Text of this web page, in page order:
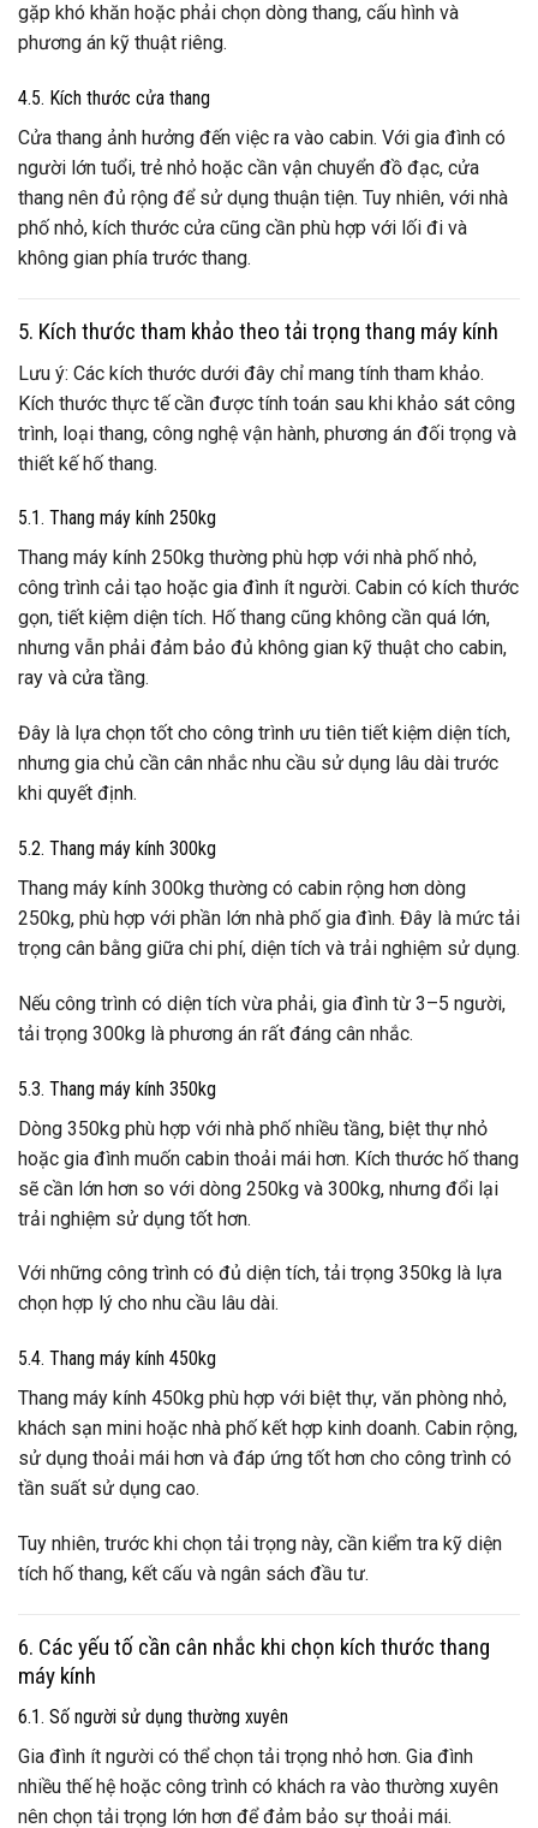
gặp khó khăn hoặc phải chọn dòng thang, cấu hình và
phương án kỹ thuật riêng.
4.5. Kích thước cửa thang
Cửa thang ảnh hưởng đến việc ra vào cabin. Với gia đình có
người lớn tuổi, trẻ nhỏ hoặc cần vận chuyển đồ đạc, cửa
thang nên đủ rộng để sử dụng thuận tiện. Tuy nhiên, với nhà
phố nhỏ, kích thước cửa cũng cần phù hợp với lối đi và
không gian phía trước thang.
5. Kích thước tham khảo theo tải trọng thang máy kính
Lưu ý: Các kích thước dưới đây chỉ mang tính tham khảo.
Kích thước thực tế cần được tính toán sau khi khảo sát công
trình, loại thang, công nghệ vận hành, phương án đối trọng và
thiết kế hố thang.
5.1. Thang máy kính 250kg
Thang máy kính 250kg thường phù hợp với nhà phố nhỏ,
công trình cải tạo hoặc gia đình ít người. Cabin có kích thước
gọn, tiết kiệm diện tích. Hố thang cũng không cần quá lớn,
nhưng vẫn phải đảm bảo đủ không gian kỹ thuật cho cabin,
ray và cửa tầng.
Đây là lựa chọn tốt cho công trình ưu tiên tiết kiệm diện tích,
nhưng gia chủ cần cân nhắc nhu cầu sử dụng lâu dài trước
khi quyết định.
5.2. Thang máy kính 300kg
Thang máy kính 300kg thường có cabin rộng hơn dòng
250kg, phù hợp với phần lớn nhà phố gia đình. Đây là mức tải
trọng cân bằng giữa chi phí, diện tích và trải nghiệm sử dụng.
Nếu công trình có diện tích vừa phải, gia đình từ 3–5 người,
tải trọng 300kg là phương án rất đáng cân nhắc.
5.3. Thang máy kính 350kg
Dòng 350kg phù hợp với nhà phố nhiều tầng, biệt thự nhỏ
hoặc gia đình muốn cabin thoải mái hơn. Kích thước hố thang
sẽ cần lớn hơn so với dòng 250kg và 300kg, nhưng đổi lại
trải nghiệm sử dụng tốt hơn.
Với những công trình có đủ diện tích, tải trọng 350kg là lựa
chọn hợp lý cho nhu cầu lâu dài.
5.4. Thang máy kính 450kg
Thang máy kính 450kg phù hợp với biệt thự, văn phòng nhỏ,
khách sạn mini hoặc nhà phố kết hợp kinh doanh. Cabin rộng,
sử dụng thoải mái hơn và đáp ứng tốt hơn cho công trình có
tần suất sử dụng cao.
Tuy nhiên, trước khi chọn tải trọng này, cần kiểm tra kỹ diện
tích hố thang, kết cấu và ngân sách đầu tư.
6. Các yếu tố cần cân nhắc khi chọn kích thước thang
máy kính
6.1. Số người sử dụng thường xuyên
Gia đình ít người có thể chọn tải trọng nhỏ hơn. Gia đình
nhiều thế hệ hoặc công trình có khách ra vào thường xuyên
nên chọn tải trọng lớn hơn để đảm bảo sự thoải mái.